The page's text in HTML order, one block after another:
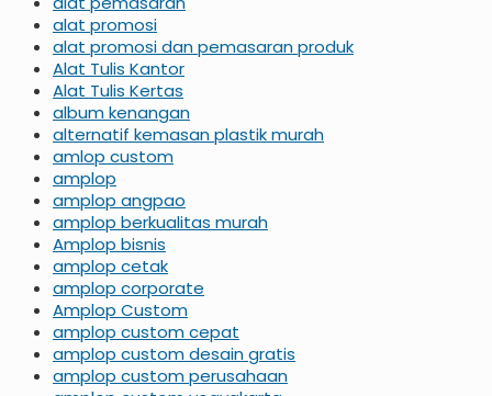
alat promosi
alat promosi dan pemasaran produk
Alat Tulis Kantor
Alat Tulis Kertas
album kenangan
alternatif kemasan plastik murah
amlop custom
amplop
amplop angpao
amplop berkualitas murah
Amplop bisnis
amplop cetak
amplop corporate
Amplop Custom
amplop custom cepat
amplop custom desain gratis
amplop custom perusahaan